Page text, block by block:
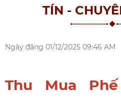
TÍN -
Ngày đăng 01/12/2025 09:46 AM
Thu Mua